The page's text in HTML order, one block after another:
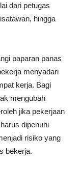
dari petugas
hingga
paparan panas
menyadari
kerja. Bagi
mengubah
jika pekerjaan
dipenuhi
risiko yang
bekerja.